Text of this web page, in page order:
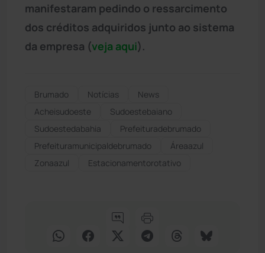
manifestaram pedindo o ressarcimento
dos créditos adquiridos junto ao sistema
da empresa (veja aqui).
Brumado Notícias
News
Acheisudoeste
Sudoestebaiano
Sudoestedabahia
Prefeituradebrumado
Prefeituramunicipaldebrumado
Áreaazul
Zonaazul
Estacionamentorotativo